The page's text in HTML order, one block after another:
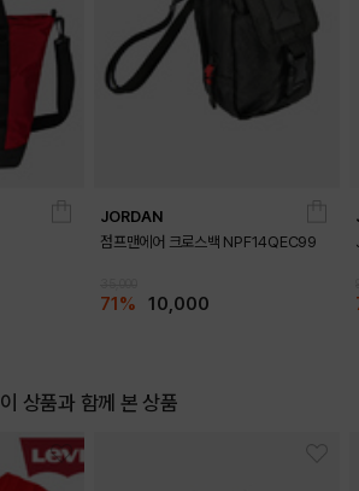
DETAILS
JORDAN
점프맨에어 크로스백 NPF14QEC99
71% 10,000
이 상품과 함께 본 상품